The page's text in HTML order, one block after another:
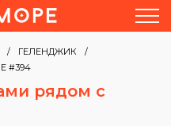
ГЕЛЕНДЖИК
#394
рядом с